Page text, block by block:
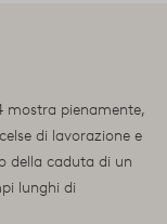
mostra pienamente,
di lavorazione e
della caduta di un
lunghi di